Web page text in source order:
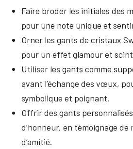
Faire broder les initiales des
pour une note unique et
Orner les gants de cristaux
pour un effet glamour et
Utiliser les gants comme
avant l’échange des vœux,
symbolique et poignant.
Offrir des gants
d’honneur, en témoignage
d’amitié.